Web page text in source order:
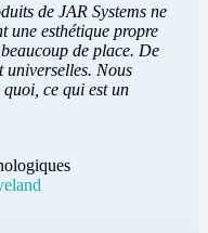
de JAR Systems ne
une esthétique propre
de place. De
universelles. Nous
ce qui est un